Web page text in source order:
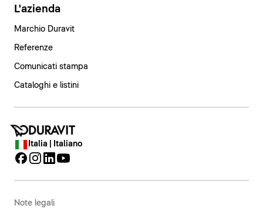
L'azienda
Marchio Duravit
Referenze
Comunicati stampa
Cataloghi e listini
Italia | Italiano
Note legali